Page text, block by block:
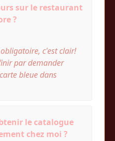
sur le restaurant
?
c'est clair!
par demander
bleue dans
le catalogue
chez moi ?